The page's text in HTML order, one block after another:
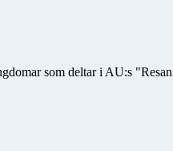
som deltar i AU:s